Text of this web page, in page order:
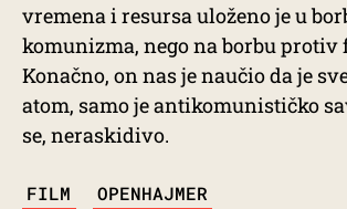
vremena i resursa uloženo je u
komunizma, nego na borbu protiv
Konačno, on nas je naučio da je
atom, samo je antikomunističko
se, neraskidivo.
FILM OPENHAJMER